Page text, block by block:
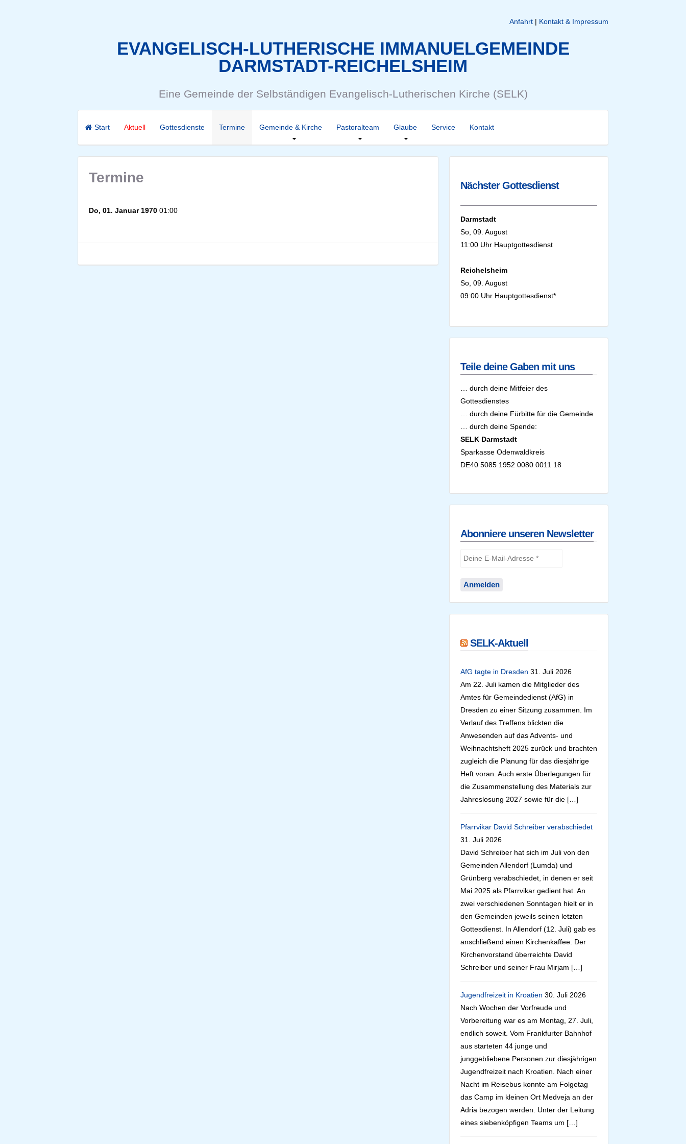
Anfahrt | Kontakt & Impressum
EVANGELISCH-LUTHERISCHE IMMANUELGEMEINDE
DARMSTADT-REICHELSHEIM
Eine Gemeinde der Selbständigen Evangelisch-Lutherischen Kirche (SELK)
Start Aktuell Gottesdienste Termine Gemeinde & Kirche Pastoralteam Glaube Service Kontakt
Termine
Do, 01. Januar 1970 01:00
Nächster Gottesdienst
Darmstadt
So, 09. August
11:00 Uhr Hauptgottesdienst
Reichelsheim
So, 09. August
09:00 Uhr Hauptgottesdienst*
Teile deine Gaben mit uns
… durch deine Mitfeier des
Gottesdienstes
… durch deine Fürbitte für die Gemeinde
… durch deine Spende:
SELK Darmstadt
Sparkasse Odenwaldkreis
DE40 5085 1952 0080 0011 18
Abonniere unseren Newsletter
SELK-Aktuell
AfG tagte in Dresden 31. Juli 2026
Am 22. Juli kamen die Mitglieder des
Amtes für Gemeindedienst (AfG) in
Dresden zu einer Sitzung zusammen. Im
Verlauf des Treffens blickten die
Anwesenden auf das Advents- und
Weihnachtsheft 2025 zurück und brachten
zugleich die Planung für das diesjährige
Heft voran. Auch erste Überlegungen für
die Zusammenstellung des Materials zur
Jahreslosung 2027 sowie für die […]
Pfarrvikar David Schreiber verabschiedet
31. Juli 2026
David Schreiber hat sich im Juli von den
Gemeinden Allendorf (Lumda) und
Grünberg verabschiedet, in denen er seit
Mai 2025 als Pfarrvikar gedient hat. An
zwei verschiedenen Sonntagen hielt er in
den Gemeinden jeweils seinen letzten
Gottesdienst. In Allendorf (12. Juli) gab es
anschließend einen Kirchenkaffee. Der
Kirchenvorstand überreichte David
Schreiber und seiner Frau Mirjam […]
Jugendfreizeit in Kroatien 30. Juli 2026
Nach Wochen der Vorfreude und
Vorbereitung war es am Montag, 27. Juli,
endlich soweit. Vom Frankfurter Bahnhof
aus starteten 44 junge und
junggebliebene Personen zur diesjährigen
Jugendfreizeit nach Kroatien. Nach einer
Nacht im Reisebus konnte am Folgetag
das Camp im kleinen Ort Medveja an der
Adria bezogen werden. Unter der Leitung
eines siebenköpfigen Teams um […]